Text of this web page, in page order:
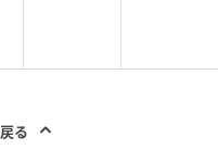
・アチャモ・ヒコザ
る